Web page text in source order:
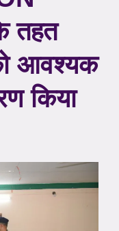
तहत
आवश्यक
किया